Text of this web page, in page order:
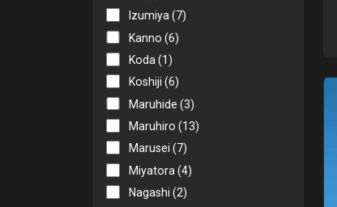
Izumiya (7)
Kanno (6)
Koda (1)
Koshiji (6)
Maruhide (3)
Maruhiro (13)
Marusei (7)
Miyatora (4)
Nagashi (2)